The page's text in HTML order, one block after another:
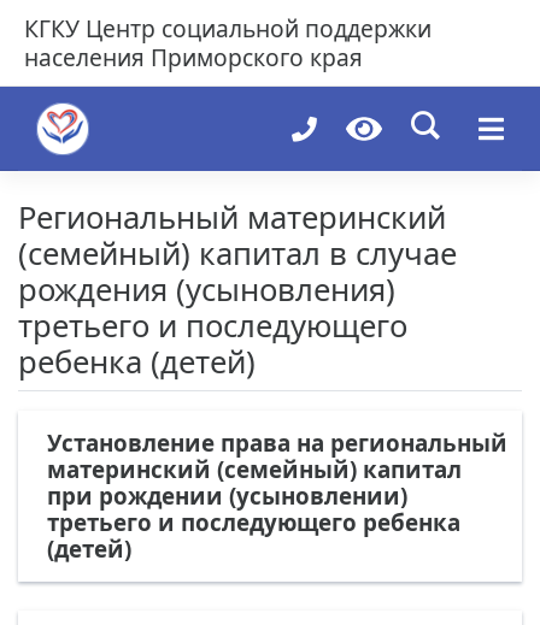
content
КГКУ Центр социальной поддержки
населения Приморского края
Региональный материнский
(семейный) капитал в случае
рождения (усыновления)
третьего и последующего
ребенка (детей)
Установление права на региональный
материнский (семейный) капитал
при рождении (усыновлении)
третьего и последующего ребенка
(детей)